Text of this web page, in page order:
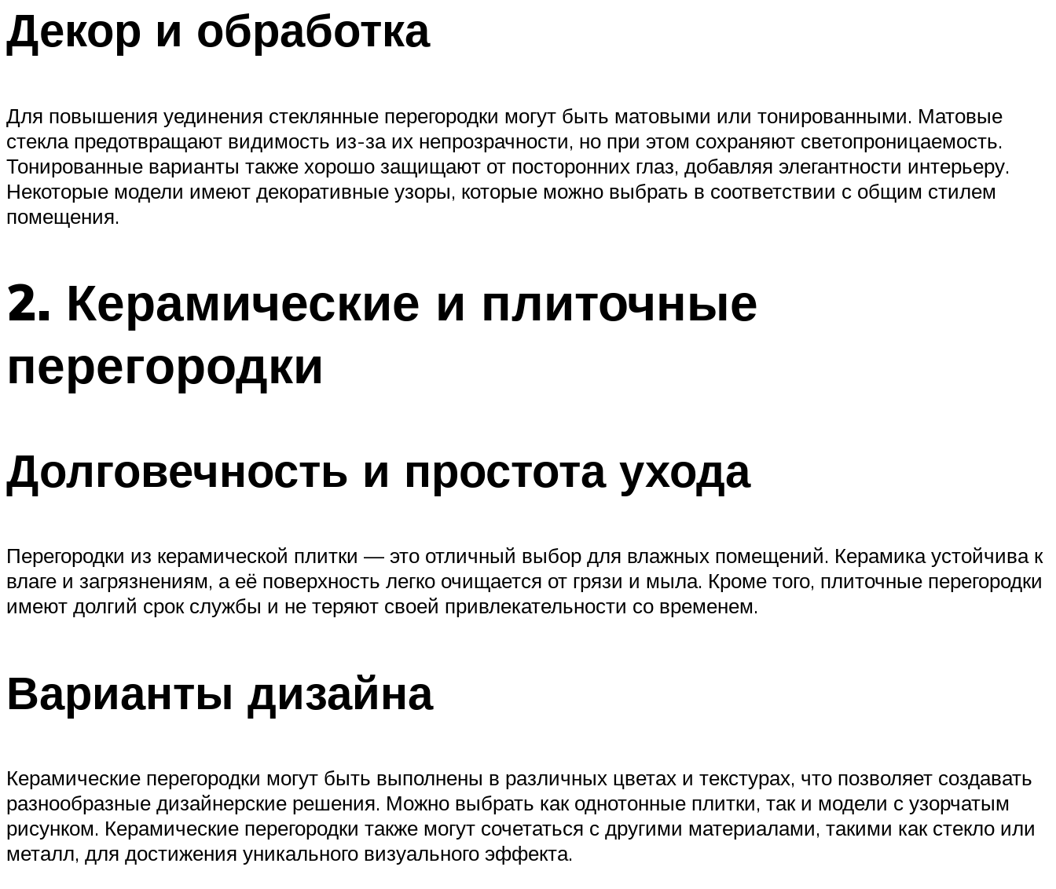
Декор и обработка
Для повышения уединения стеклянные перегородки могут быть матовыми или тонированными. Матовые
стекла предотвращают видимость из-за их непрозрачности, но при этом сохраняют светопроницаемость.
Тонированные варианты также хорошо защищают от посторонних глаз, добавляя элегантности интерьеру.
Некоторые модели имеют декоративные узоры, которые можно выбрать в соответствии с общим стилем
помещения.
2. Керамические и плиточные
перегородки
Долговечность и простота ухода
Перегородки из керамической плитки — это отличный выбор для влажных помещений. Керамика устойчива к
влаге и загрязнениям, а её поверхность легко очищается от грязи и мыла. Кроме того, плиточные перегородки
имеют долгий срок службы и не теряют своей привлекательности со временем.
Варианты дизайна
Керамические перегородки могут быть выполнены в различных цветах и текстурах, что позволяет создавать
разнообразные дизайнерские решения. Можно выбрать как однотонные плитки, так и модели с узорчатым
рисунком. Керамические перегородки также могут сочетаться с другими материалами, такими как стекло или
металл, для достижения уникального визуального эффекта.